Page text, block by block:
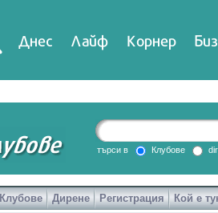
Днес Лайф Корнер
DirTV Impressio
Games
търси в Клубове
Клубове Дирене Регистрация Кой е